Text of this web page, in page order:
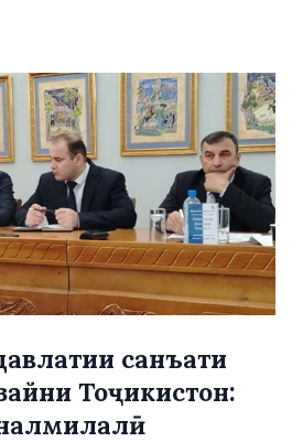
санъати
Тоҷикистон: